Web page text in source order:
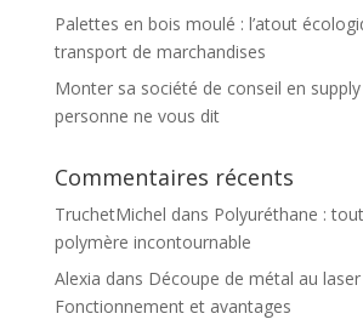
Palettes en bois moulé : l’atout
transport de marchandises
Monter sa société de conseil en
personne ne vous dit
Commentaires récents
TruchetMichel dans Polyuréthane :
polymère incontournable
Alexia dans Découpe de métal au laser
Fonctionnement et avantages